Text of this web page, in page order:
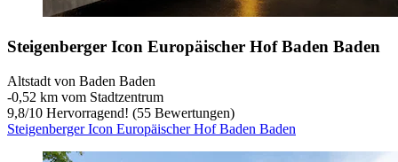
Steigenberger Icon Europäischer Hof Baden Baden
Altstadt von Baden Baden
‐0,52 km vom Stadtzentrum
9,8/10 Hervorragend! (55 Bewertungen)
Steigenberger Icon Europäischer Hof Baden Baden